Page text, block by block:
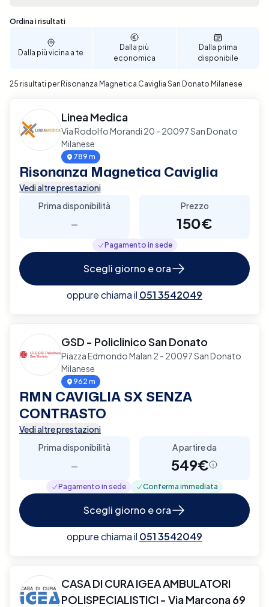
selezionare la data e l'ora che meglio si adattano
alle tue esigenze. Assicura il miglior supporto
possibile per la salute della tua caviglia, prenota ora
la tua Risonanza Magnetica a San Donato Milanese
Sono stati trovati 25 risultati
Ordina i risultati
Dalla più vicina a te
Dalla più
economica
Dalla prima
disponibile
25 risultati per Risonanza Magnetica Caviglia San Donato Milanese
Linea Medica
Via Rodolfo Morandi 20 - 20097 San Donato
Milanese
789 m
Risonanza Magnetica Caviglia
Vedi altre prestazioni
Prima disponibilità
-
Prezzo
150€
Pagamento in sede
Scegli giorno e ora
oppure chiama il 051 3542049
GSD - Policlinico San Donato
Piazza Edmondo Malan 2 - 20097 San Donato
Milanese
962 m
RMN CAVIGLIA SX SENZA
CONTRASTO
Vedi altre prestazioni
Prima disponibilità
-
A partire da
549€
Pagamento in sede Conferma immediata
Scegli giorno e ora
oppure chiama il 051 3542049
CASA DI CURA IGEA AMBULATORI
POLISPECIALISTICI - Via Marcona 69